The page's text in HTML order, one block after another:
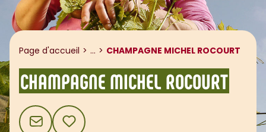
Page d'accueil ... Afficher le fil d'ariane
CHAMPAGNE MICHEL ROCOURT
CHAMPAGNE MICHEL ROCOURT
CONTACTAJOUTER AUX FAVORIS